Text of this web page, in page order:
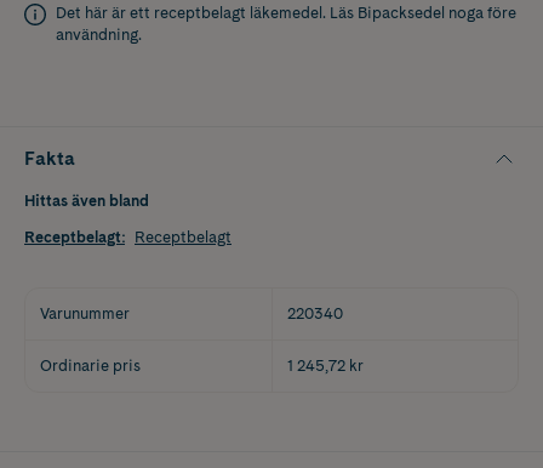
Det här är ett receptbelagt läkemedel. Läs Bipacksedel noga före
användning.
Fakta
Hittas även bland
Receptbelagt: Receptbelagt
Varunummer 220340
Ordinarie pris 1 245,72 kr